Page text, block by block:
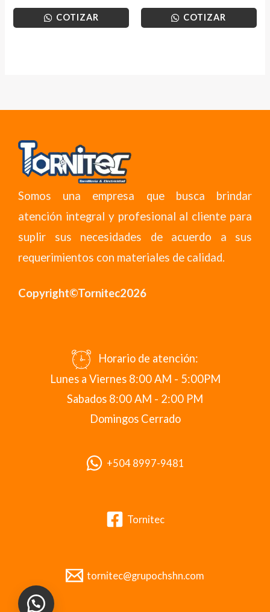
COTIZAR COTIZAR
Somos una empresa que busca brindar
atención integral y profesional al cliente para
suplir sus necesidades de acuerdo a sus
requerimientos con materiales de calidad.
Copyright©Tornitec2026
Horario de atención:
Lunes a Viernes 8:00 AM - 5:00PM
Sabados 8:00 AM - 2:00 PM
Domingos Cerrado
+504 8997-9481
Tornitec
tornitec@grupochshn.com